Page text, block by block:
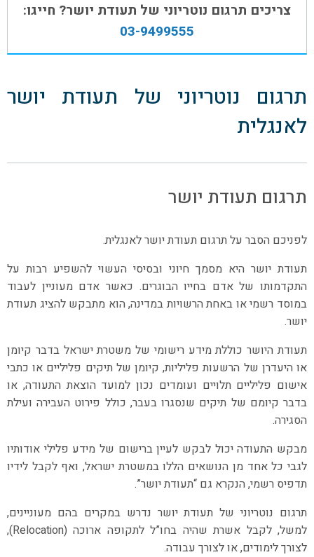
צריכים תרגום נוטריוני של תעודת יושר? חייגו:
03-9499555
תרגום נוטריוני של תעודת יושר
לאנגלית
תרגום תעודת יושר
לפניכם הסבר על תרגום תעודת יושר לאנגלית.
תעודת יושר היא מסמך חיוני ובסיסי העשוי להשפיע רבות על
התקדמותו של אדם בחייו הבוגרים. כאשר אדם מעוניין לעבוד
במוסד רשמי או באחת הרשויות במדינה, הוא מתבקש להציג תעודת
יושר.
תעודת היושר כוללת מידע רישומי של משטרת ישראל בדבר קיומן
או היעדרן של הרשעות פליליות, קיומן של תיקים פליליים או כתבי
אישום פליליים תלויים ועומדים נכון למועד הוצאת התעודה, או
בדבר קיומם של תיקים שנסגרו בעבר, כולל פירוט העבירה ועילת
הסגירה.
מבקש התעודה יכול לבקש לעיין ברישום של מידע פלילי אודותיו
לגבי כל אחד מן הנושאים הללו במשטרת ישראל, ואף לקבל לידיו
תדפיס רשמי, הנקרא גם “תעודת יושר”.
תרגום נוטריוני של תעודת יושר נדרש במקרים בהם מעוניינים,
למשל, לקבל אשרת שהיה בחו”ל לתקופה ארוכה (Relocation),
לצורך לימודים, או לצורך עבודה.